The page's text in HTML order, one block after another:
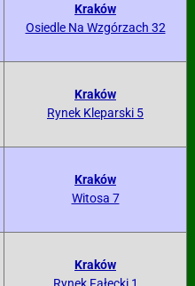
Kraków
Osiedle Na Wzgórzach 32
Kraków
Rynek Kleparski 5
Kraków
Witosa 7
Kraków